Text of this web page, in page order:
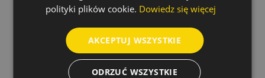
polityki plików cookie. Dowiedz się więcej
AKCEPTUJ WSZYSTKIE
ODRZUĆ WSZYSTKIE